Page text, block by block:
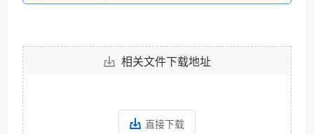
相关文件下载地址
直接下载